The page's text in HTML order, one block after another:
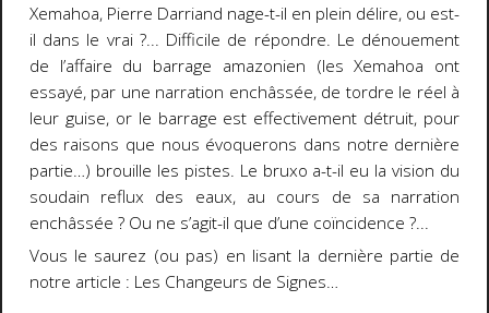
Xemahoa, Pierre Darriand nage-t-il en plein délire, ou est-
il dans le vrai ?... Difficile de répondre. Le dénouement
de l’affaire du barrage amazonien (les Xemahoa ont
essayé, par une narration enchâssée, de tordre le réel à
leur guise, or le barrage est effectivement détruit, pour
des raisons que nous évoquerons dans notre dernière
partie…) brouille les pistes. Le bruxo a-t-il eu la vision du
soudain reflux des eaux, au cours de sa narration
enchâssée ? Ou ne s’agit-il que d’une coïncidence ?...
Vous le saurez (ou pas) en lisant la dernière partie de
notre article : Les Changeurs de Signes…